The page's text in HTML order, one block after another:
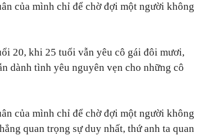
của mình chỉ để chờ đợi một người không
20, khi 25 tuổi vẫn yêu cô gái đôi mươi,
dành tình yêu nguyên vẹn cho những cô
của mình chỉ để chờ đợi một người không
quan trọng sự duy nhất, thứ anh ta quan